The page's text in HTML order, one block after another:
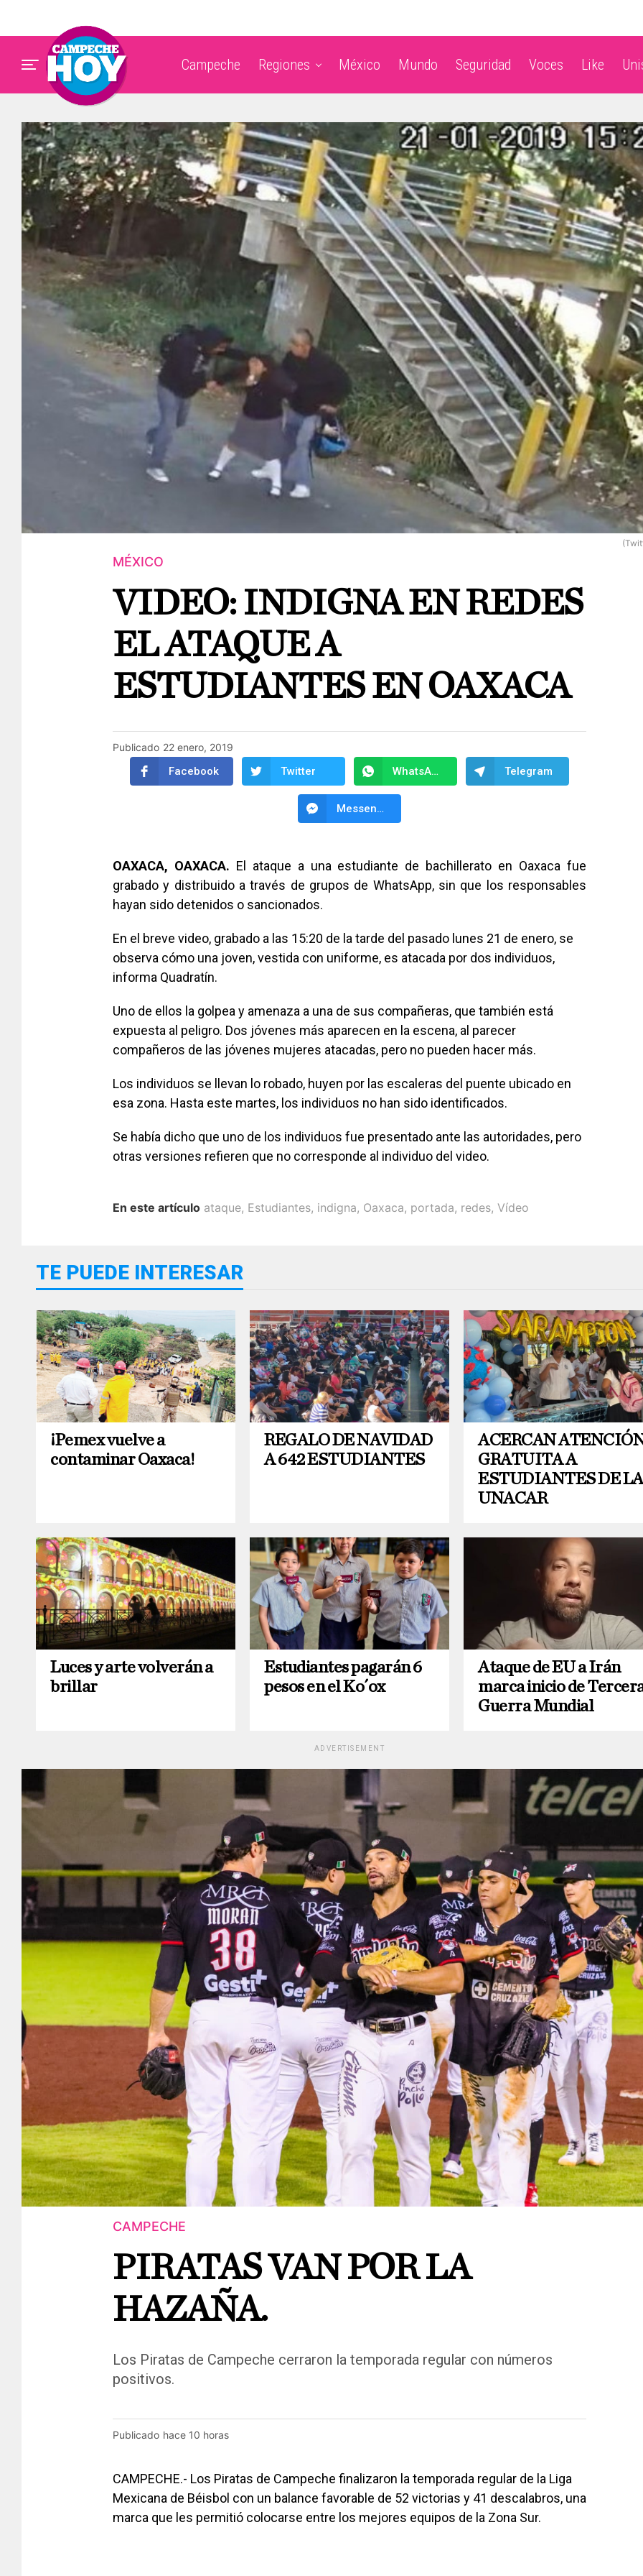
Campeche Regiones México Mundo Seguridad Voces Like
MÉXICO
VIDEO: INDIGNA EN REDES
EL ATAQUE A
ESTUDIANTES EN OAXACA
Publicado 22 enero, 2019
Facebook Twitter WhatsApp Telegram
Messenger
OAXACA, OAXACA. El ataque a una estudiante de bachillerato en Oaxaca fue
grabado y distribuido a través de grupos de WhatsApp, sin que los responsables
hayan sido detenidos o sancionados.
En el breve video, grabado a las 15:20 de la tarde del pasado lunes 21 de enero, se
observa cómo una joven, vestida con uniforme, es atacada por dos individuos,
informa Quadratín.
Uno de ellos la golpea y amenaza a una de sus compañeras, que también está
expuesta al peligro. Dos jóvenes más aparecen en la escena, al parecer
compañeros de las jóvenes mujeres atacadas, pero no pueden hacer más.
Los individuos se llevan lo robado, huyen por las escaleras del puente ubicado en
esa zona. Hasta este martes, los individuos no han sido identificados.
Se había dicho que uno de los individuos fue presentado ante las autoridades, pero
otras versiones refieren que no corresponde al individuo del video.
En este artículo ataque, Estudiantes, indigna, Oaxaca, portada, redes, Vídeo
TE PUEDE INTERESAR
¡Pemex vuelve a
contaminar Oaxaca!
REGALO DE NAVIDAD
A 642 ESTUDIANTES
ACERCAN
GRATUITA A
ESTUDIANTES DE LA
UNACAR
Luces y arte volverán a
brillar
Estudiantes pagarán 6
pesos en el Ko´ox
Ataque de EU a Irán
marca inicio de
Guerra Mundial
ADVERTISEMENT
CAMPECHE
PIRATAS VAN POR LA
HAZAÑA.
Los Piratas de Campeche cerraron la temporada regular con números
positivos.
Publicado hace 10 horas
CAMPECHE.- Los Piratas de Campeche finalizaron la temporada regular de la Liga
Mexicana de Béisbol con un balance favorable de 52 victorias y 41 descalabros, una
marca que les permitió colocarse entre los mejores equipos de la Zona Sur.